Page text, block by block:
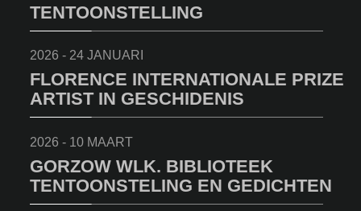
TENTOONSTELLING
2026 - 24 JANUARI
FLORENCE INTERNATIONALE PRIZE
ARTIST IN GESCHIDENIS
2026 - 10 MAART
GORZOW WLK. BIBLIOTEEK
TENTOONSTELING EN GEDICHTEN